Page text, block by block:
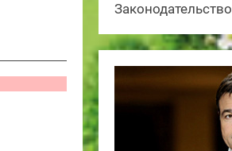
Законодательство